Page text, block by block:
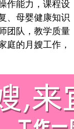
作能力，课程设
、母婴健康知识
团队，教学质量
庭的月嫂工作，